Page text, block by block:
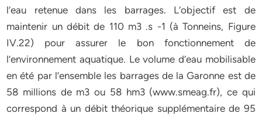
l’eau retenue dans les barrages. L’objectif est de
maintenir un débit de 110 m3 .s -1 (à Tonneins, Figure
IV.22) pour assurer le bon fonctionnement de
l’environnement aquatique. Le volume d’eau mobilisable
en été par l’ensemble les barrages de la Garonne est de
58 millions de m3 ou 58 hm3 (www.smeag.fr), ce qui
correspond à un débit théorique supplémentaire de 95